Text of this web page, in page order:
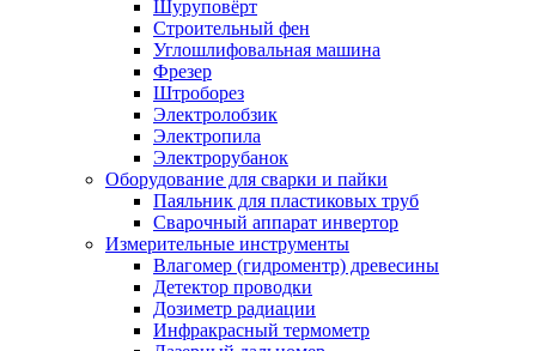
Шуруповёрт
Строительный фен
Углошлифовальная машина
Фрезер
Штроборез
Электролобзик
Электропила
Электрорубанок
Оборудование для сварки и пайки
Паяльник для пластиковых труб
Сварочный аппарат инвертор
Измерительные инструменты
Влагомер (гидроментр) древесины
Детектор проводки
Дозиметр радиации
Инфракрасный термометр